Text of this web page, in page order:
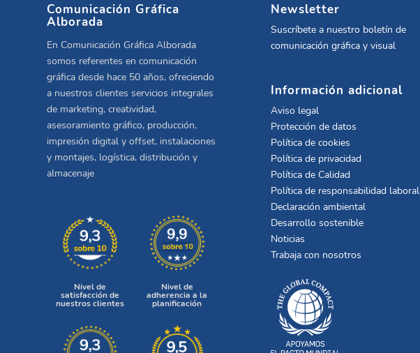
Comunicación Gráfica
Alborada
En Comunicación Gráfica Alborada
somos referentes en comunicación
gráfica desde hace 50 años, ofreciendo
a nuestros clientes servicios integrales
de marketing, creatividad,
asesoramiento gráfico, producción,
impresión digital y offset, instalaciones
y montajes, logística, distribución y
almacenaje
Nivel de
satisfacción de
nuestros clientes
Nivel de
adherencia a la
planificación
Newsletter
Suscríbete a nuestro boletín de
comunicación gráfica y visual
Información adicional
Aviso legal
Protección de datos
Política de cookies
Política de privacidad
Política de Calidad
Política de responsabilidad laboral
Declaración ambiental
Desarrollo sostenible
Noticias
Trabaja con nosotros